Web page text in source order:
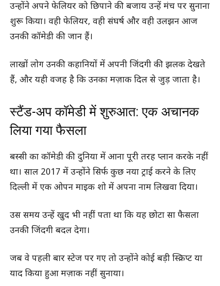
उन्होंने अपने फेलियर को छिपाने की बजाय उन्हें मंच पर सुनाना
शुरू किया। वही फेलियर, वही संघर्ष और वही उलझन आज
उनकी कॉमेडी की जान हैं।
लाखों लोग उनकी कहानियों में अपनी जिंदगी की झलक देखते
हैं, और यही वजह है कि उनका मज़ाक दिल से जुड़ जाता है।
स्टैंड-अप कॉमेडी में शुरुआत: एक अचानक
लिया गया फैसला
बस्सी का कॉमेडी की दुनिया में आना पूरी तरह प्लान करके नहीं
था। साल 2017 में उन्होंने सिर्फ कुछ नया ट्राई करने के लिए
दिल्ली में एक ओपन माइक शो में अपना नाम लिखवा दिया।
उस समय उन्हें खुद भी नहीं पता था कि यह छोटा सा फैसला
उनकी जिंदगी बदल देगा।
जब वे पहली बार स्टेज पर गए तो उन्होंने कोई बड़ी स्क्रिप्ट या
याद किया हुआ मज़ाक नहीं सुनाया।